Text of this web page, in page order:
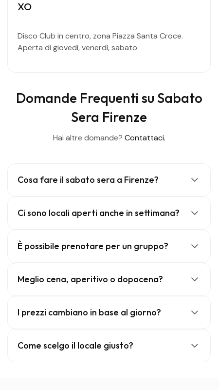
XO
Disco Club in centro, zona Piazza Santa Croce.
Aperta di giovedì, venerdì, sabato
Domande Frequenti su Sabato
Sera Firenze
Hai altre domande? Contattaci.
Cosa fare il sabato sera a Firenze?
Ci sono locali aperti anche in settimana?
È possibile prenotare per un gruppo?
Meglio cena, aperitivo o dopocena?
I prezzi cambiano in base al giorno?
Come scelgo il locale giusto?